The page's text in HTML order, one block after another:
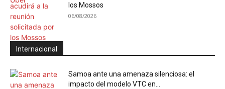
los Mossos
06/08/2026
Internacional
Samoa ante una amenaza silenciosa: el
impacto del modelo VTC en...